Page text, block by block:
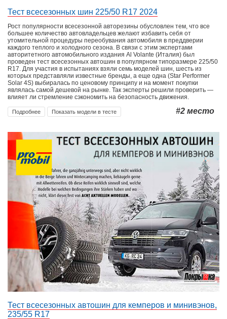
Тест всесезонных шин 225/50 R17 2024
Рост популярности всесезонной авторезины обусловлен тем, что все
большее количество автовладельцев желают избавить себя от
утомительной процедуры переобувания автомобиля в преддверии
каждого теплого и холодного сезона. В связи с этим экспертами
авторитетного автомобильного издания Al Volante (Италия) был
проведен тест всесезонных автошин в популярном типоразмере 225/50
R17. Для участия в испытаниях взяли семь моделей шин, шесть из
которых представляли известные бренды, а еще одна (Star Performer
Solar 4S) выбиралась по ценовому принципу и на момент покупки
являлась самой дешевой на рынке. Так эксперты решили проверить —
влияет ли стремление сэкономить на безопасность движения.
Подробнее Показать модели в тесте #2 место
Тест всесезонных автошин для кемперов и минивэнов,
235/55 R17